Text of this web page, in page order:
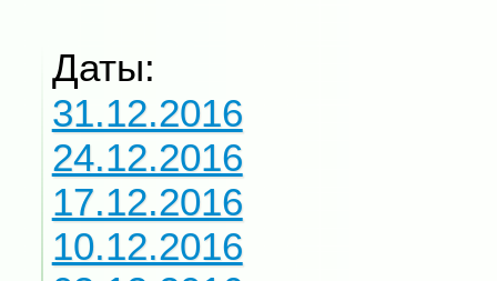
Даты:
31.12.2016
24.12.2016
17.12.2016
10.12.2016